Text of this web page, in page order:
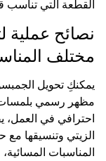
القطعة التي تناسب
نصائح
مختلف
يمكنكِ تحويل
مظهر رسمي
احترافي في العمل،
الزيتي وتنسيقها
المناسبات